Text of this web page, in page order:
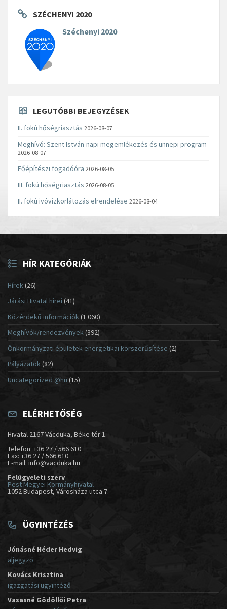
SZÉCHENYI 2020
Széchenyi 2020
LEGUTÓBBI BEJEGYZÉSEK
II. fokú hőségriasztás 2026-08-07
Meghívó: Szent István-napi megemlékezés és ünnepi program
2026-08-07
Főépítészi fogadóóra 2026-08-05
III. fokú hőségriasztás 2026-08-05
II. fokú ivóvízkorlátozás elrendelése 2026-08-04
HÍR KATEGÓRIÁK
Hírek(26)
Járási Hivatal hírei (41)
Közérdekű információk(1 060)
Meghívók/rendezvények (392)
Önkormányzati épületek energetikai korszerűsítése (2)
Pályázatok (82)
Uncategorized @hu (15)
ELÉRHETŐSÉG
Hivatal 2167 Vácduka, Béke tér 1.
Telefon: +36 27 / 566 610
Fax: +36 27 / 566 610
E-mail: info@vacduka.hu
Felügyeleti szerv
Pest Megyei Kormányhivatal
1052 Budapest, Városháza utca 7.
ÜGYINTÉZÉS
Jónásné Héder Hedvig
aljegyző
Kovács Krisztina
igazgatási ügyintéző
Vasasné Gödöllői Petra